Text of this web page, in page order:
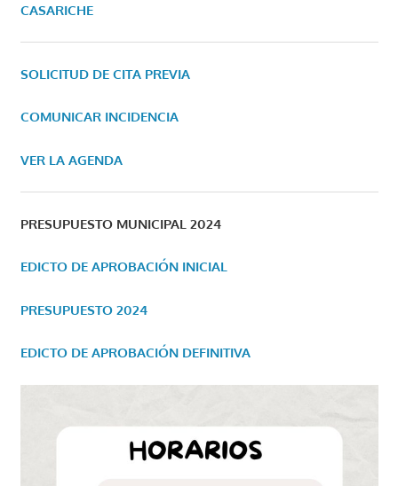
CASARICHE
SOLICITUD DE CITA PREVIA
COMUNICAR INCIDENCIA
VER LA AGENDA
PRESUPUESTO MUNICIPAL 2024
EDICTO DE APROBACIÓN INICIAL
PRESUPUESTO 2024
EDICTO DE APROBACIÓN DEFINITIVA